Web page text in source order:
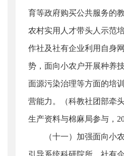
育等政府购买公共服务的
农村实用人才带头人示范
作社及社有企业利用自身
势，面向小农户开展种养
面源污染治理等方面的培
营能力。（科教社团部牵
生产资料与棉麻局参与，
（十一）加强面向小
引导系统科研院所、社有